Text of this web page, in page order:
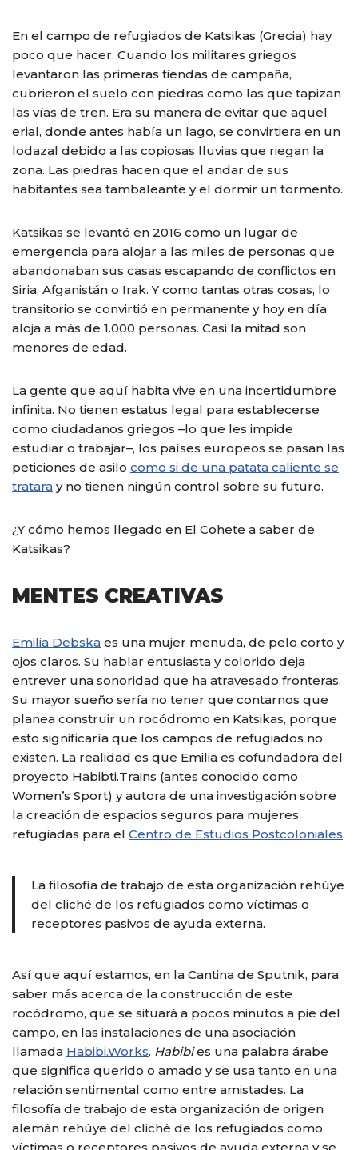
En el campo de refugiados de Katsikas (Grecia) hay
poco que hacer. Cuando los militares griegos
levantaron las primeras tiendas de campaña,
cubrieron el suelo con piedras como las que tapizan
las vías de tren. Era su manera de evitar que aquel
erial, donde antes había un lago, se convirtiera en un
lodazal debido a las copiosas lluvias que riegan la
zona. Las piedras hacen que el andar de sus
habitantes sea tambaleante y el dormir un tormento.
Katsikas se levantó en 2016 como un lugar de
emergencia para alojar a las miles de personas que
abandonaban sus casas escapando de conflictos en
Siria, Afganistán o Irak. Y como tantas otras cosas, lo
transitorio se convirtió en permanente y hoy en día
aloja a más de 1.000 personas. Casi la mitad son
menores de edad.
La gente que aquí habita vive en una incertidumbre
infinita. No tienen estatus legal para establecerse
como ciudadanos griegos –lo que les impide
estudiar o trabajar–, los países europeos se pasan las
peticiones de asilo como si de una patata caliente se
tratara y no tienen ningún control sobre su futuro.
¿Y cómo hemos llegado en El Cohete a saber de
Katsikas?
MENTES CREATIVAS
Emilia Debska es una mujer menuda, de pelo corto y
ojos claros. Su hablar entusiasta y colorido deja
entrever una sonoridad que ha atravesado fronteras.
Su mayor sueño sería no tener que contarnos que
planea construir un rocódromo en Katsikas, porque
esto significaría que los campos de refugiados no
existen. La realidad es que Emilia es cofundadora del
proyecto Habibti.Trains (antes conocido como
Women’s Sport) y autora de una investigación sobre
la creación de espacios seguros para mujeres
refugiadas para el Centro de Estudios Postcoloniales.
La filosofía de trabajo de esta organización rehúye
del cliché de los refugiados como víctimas o
receptores pasivos de ayuda externa.
Así que aquí estamos, en la Cantina de Sputnik, para
saber más acerca de la construcción de este
rocódromo, que se situará a pocos minutos a pie del
campo, en las instalaciones de una asociación
llamada Habibi.Works. Habibies una palabra árabe
que significa querido o amado y se usa tanto en una
relación sentimental como entre amistades. La
filosofía de trabajo de esta organización de origen
alemán rehúye del cliché de los refugiados como